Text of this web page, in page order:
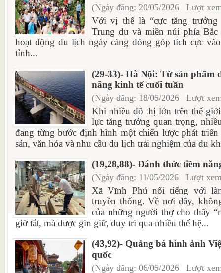
(Ngày đăng: 20/05/2026 Lượt
Với vị thế là “cực tăng
Trung du và miền núi phía Bắc
hoạt động du lịch ngày càng đóng góp tích cực
tỉnh...
(29-33)- Hà Nội: Từ sản phẩm
năng kinh tế cuối tuần
(Ngày đăng: 18/05/2026 Lượt
Khi nhiều đô thị lớn trên thế
lực tăng trưởng quan trọng,
đang từng bước định hình một chiến lược phát
sản, văn hóa và nhu cầu du lịch trải nghiệm của du
(19,28,88)- Đánh thức tiềm
(Ngày đăng: 11/05/2026 Lượt
Xã Vĩnh Phú nổi tiếng với
truyền thống. Về nơi đây,
của những người thợ cho thấy
giờ tắt, mà được gìn giữ, duy trì qua nhiều thế hệ...
(43,92)- Quảng bá hình ảnh
quốc
(Ngày đăng: 06/05/2026 Lượt